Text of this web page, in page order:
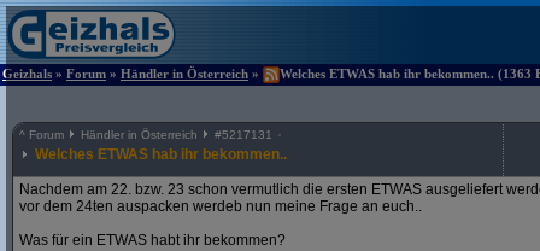
Geizhals » Forum » Händler in Österreich » Welches ETWAS hab ihr bekommen.. (1363
^ Forum Händler in Österreich #5217131
Welches ETWAS hab ihr bekommen..
Nachdem am 22. bzw. 23 schon vermutlich die ersten ETWAS ausgeliefert
vor dem 24ten auspacken werdeb nun meine Frage an euch..
Was für ein ETWAS habt ihr bekommen?